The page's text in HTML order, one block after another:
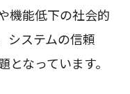
機能低下の社会的
システムの信頼
なっています。